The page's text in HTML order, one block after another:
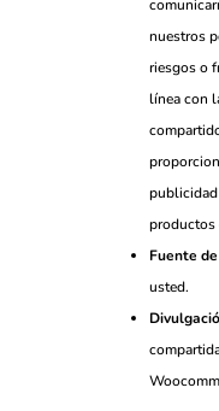
nuestros
riesgos o
línea con
productos
Fuente
usted.